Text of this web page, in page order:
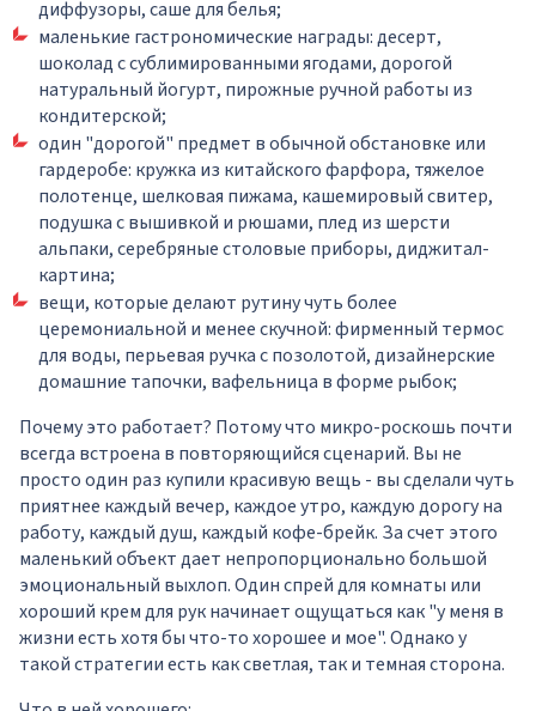
диффузоры, саше для белья;
маленькие гастрономические награды: десерт,
шоколад с сублимированными ягодами, дорогой
натуральный йогурт, пирожные ручной работы из
кондитерской;
один "дорогой" предмет в обычной обстановке или
гардеробе: кружка из китайского фарфора, тяжелое
полотенце, шелковая пижама, кашемировый свитер,
подушка с вышивкой и рюшами, плед из шерсти
альпаки, серебряные столовые приборы, диджитал-
картина;
вещи, которые делают рутину чуть более
церемониальной и менее скучной: фирменный термос
для воды, перьевая ручка с позолотой, дизайнерские
домашние тапочки, вафельница в форме рыбок;
Почему это работает? Потому что микро-роскошь почти
всегда встроена в повторяющийся сценарий. Вы не
просто один раз купили красивую вещь - вы сделали чуть
приятнее каждый вечер, каждое утро, каждую дорогу на
работу, каждый душ, каждый кофе-брейк. За счет этого
маленький объект дает непропорционально большой
эмоциональный выхлоп. Один спрей для комнаты или
хороший крем для рук начинает ощущаться как "у меня в
жизни есть хотя бы что-то хорошее и мое". Однако у
такой стратегии есть как светлая, так и темная сторона.